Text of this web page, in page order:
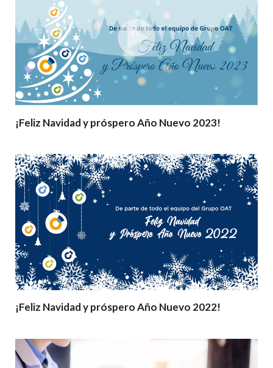
¡Feliz Navidad y próspero Año Nuevo 2023!
¡Feliz Navidad y próspero Año Nuevo 2022!